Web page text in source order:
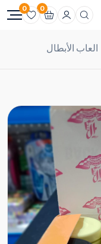
0
0
العاب الأبطال